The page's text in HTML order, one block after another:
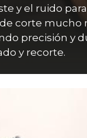
y el ruido
corte mucho
precisión y
y recorte.